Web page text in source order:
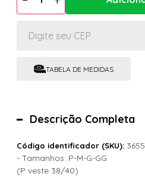
TABELA DE MEDIDAS
Descrição Completa
Código identificador (SKU): 3655
- Tamanhos: P-M-G-GG
(P veste 38/40)